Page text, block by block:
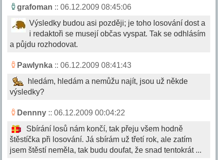
grafoman :: 06.12.2009 08:45:06
Výsledky budou asi později; je toho losování dost a
i redaktoři se musejí občas vyspat. Tak se odhlásím
a půjdu rozhodovat.
Pawlynka :: 06.12.2009 08:41:43
hledám, hledám a nemůžu najít, jsou už někde
výsledky?
Dennny :: 06.12.2009 00:04:22
Sbírání losů nám končí, tak přeju všem hodně
štěstíčka při losování. Já sbírám už třetí rok, ale zatím
jsem štěstí neměla, tak budu doufat, že snad tentokrát ...